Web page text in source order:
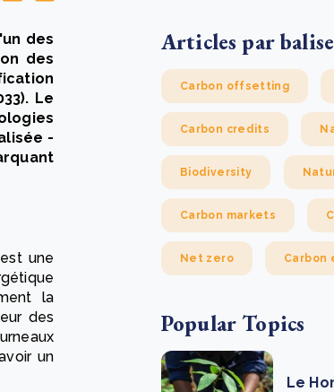
des
des
Le
-
une
la
des
un
Articles par balise
Carbon offsetting
Carbon credits
Biodiversity
Carbon markets
Net zero Carbon
Popular Topics
Le